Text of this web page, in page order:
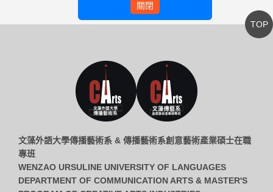
文藻外語大學傳播藝術系 & 傳播藝術系創意藝術產業碩士在職
專班
WENZAO URSULINE UNIVERSITY OF LANGUAGES
DEPARTMENT OF COMMUNICATION ARTS & MASTER'S
TOP
關閉